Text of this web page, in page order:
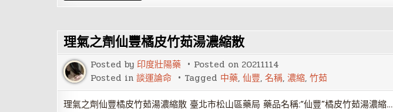
之
豐
正
骨
紫
金
丹
縮
散
理氣之劑仙豐橘皮竹茹湯濃縮散
Posted by 印度壯陽藥 Posted on 20211114
Posted in 談運論命 Tagged 中藥, 仙豐, 名稱, 濃縮, 竹茹
理氣之劑仙豐橘皮竹茹湯濃縮散 臺北市松山區藥局 藥品名稱:“仙豐”橘皮竹茹湯濃縮…